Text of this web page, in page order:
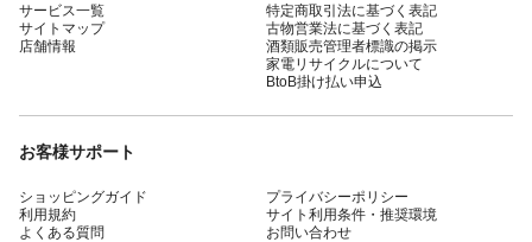
サービス一覧
サイトマップ
店舗情報
特定商取引法に基づく表記
古物営業法に基づく表記
酒類販売管理者標識の掲示
家電リサイクルについて
BtoB掛け払い申込
お客様サポート
ショッピングガイド
利用規約
よくある質問
プライバシーポリシー
サイト利用条件・推奨環境
お問い合わせ